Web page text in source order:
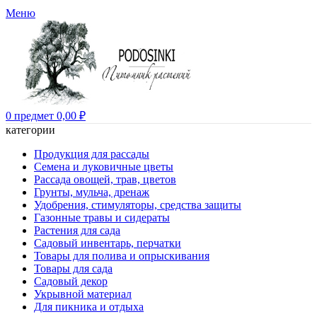
Меню
0 предмет 0,00 ₽
категории
Продукция для рассады
Семена и луковичные цветы
Рассада овощей, трав, цветов
Грунты, мульча, дренаж
Удобрения, стимуляторы, средства защиты
Газонные травы и сидераты
Растения для сада
Садовый инвентарь, перчатки
Товары для полива и опрыскивания
Товары для сада
Садовый декор
Укрывной материал
Для пикника и отдыха